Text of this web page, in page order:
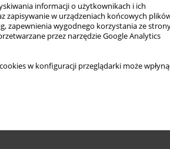
informacji o użytkownikach i ich
zapisywanie w urządzeniach końcowych
zapewnienia wygodnego korzystania ze
przez narzędzie Google Analytics
w konfiguracji przeglądarki może
2000.